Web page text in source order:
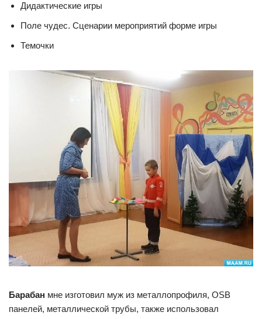
Дидактические игры
Поле чудес. Сценарии мероприятий форме игры
Темочки
Барабан мне изготовил муж из металлопрофиля, OSB
панелей, металлической трубы, также использовал